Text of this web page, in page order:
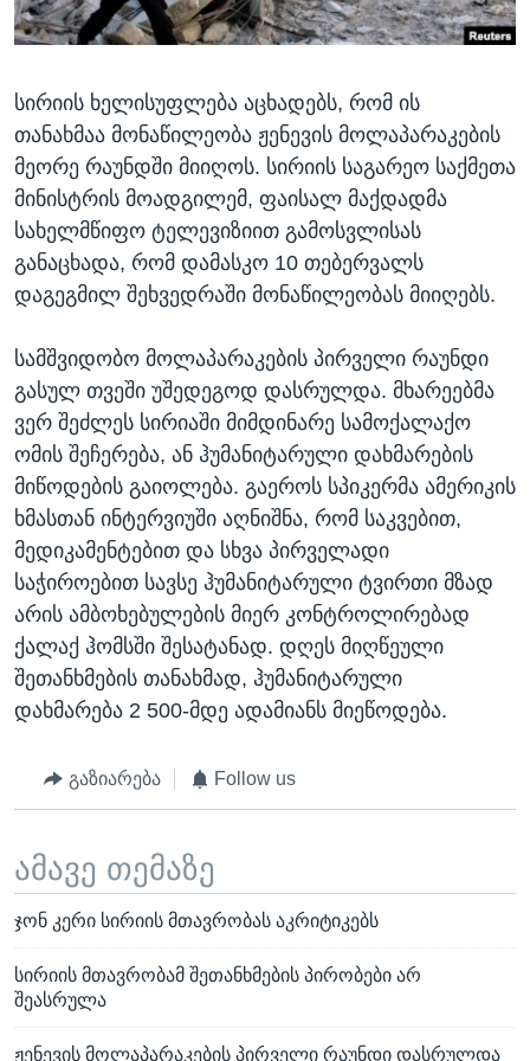
ᲡᲢᲣᲓᲘᲐ ᲕᲐᲨᲘᲜᲒᲢᲝᲜᲘ
ᲔᲙᲝᲜᲝᲛᲘᲙᲐ
ᲛᲔᲪᲜᲘᲔᲠᲔᲑᲐ
ᲙᲣᲚᲢᲣᲠᲐ
ᲒᲐᲚᲘᲚᲔᲝ
ᲓᲔᲖᲘᲜᲤᲝᲠᲛᲐᲪᲘᲐ
Learning English
ᲗᲕᲐᲚᲘ ᲒᲕᲐᲓᲔᲕᲜᲔᲗ
ენები
სირიის ხელისუფლება აცხადებს, რომ ის
თანახმაა მონაწილეობა ჟენევის მოლაპარაკების
მეორე რაუნდში მიიღოს. სირიის საგარეო საქმეთა
მინისტრის მოადგილემ, ფაისალ მაქდადმა
სახელმწიფო ტელევიზიით გამოსვლისას
განაცხადა, რომ დამასკო 10 თებერვალს
დაგეგმილ შეხვედრაში მონაწილეობას მიიღებს.
სამშვიდობო მოლაპარაკების პირველი რაუნდი
გასულ თვეში უშედეგოდ დასრულდა. მხარეებმა
ვერ შეძლეს სირიაში მიმდინარე სამოქალაქო
ომის შეჩერება, ან ჰუმანიტარული დახმარების
მიწოდების გაიოლება. გაეროს სპიკერმა ამერიკის
ხმასთან ინტერვიუში აღნიშნა, რომ საკვებით,
მედიკამენტებით და სხვა პირველადი
საჭიროებით სავსე ჰუმანიტარული ტვირთი მზად
არის ამბოხებულების მიერ კონტროლირებად
ქალაქ ჰომსში შესატანად. დღეს მიღწეული
შეთანხმების თანახმად, ჰუმანიტარული
დახმარება 2 500-მდე ადამიანს მიეწოდება.
გაზიარება Follow us
ამავე თემაზე
ჯონ კერი სირიის მთავრობას აკრიტიკებს
სირიის მთავრობამ შეთანხმების პირობები არ
შეასრულა
ჟენევის მოლაპარაკების პირველი რაუნდი დასრულდა